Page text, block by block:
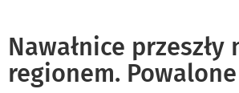
Nawałnice przeszły
regionem.